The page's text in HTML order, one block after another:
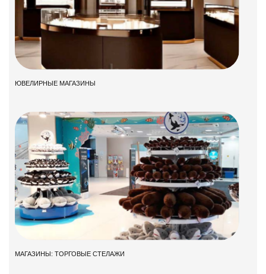
ЮВЕЛИРНЫЕ МАГАЗИНЫ
МАГАЗИНЫ: ТОРГОВЫЕ СТЕЛАЖИ